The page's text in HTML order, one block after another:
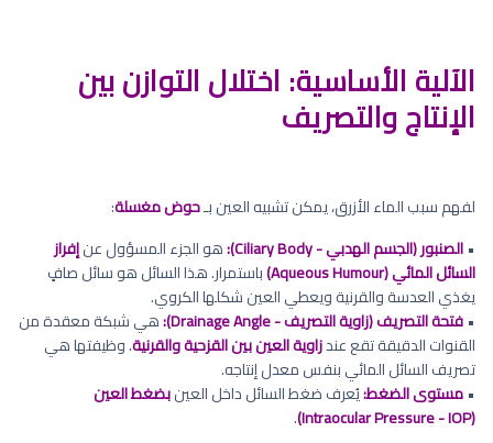
الآلية الأساسية: اختلال التوازن بين
الإنتاج والتصريف
لفهم سبب الماء الأزرق، يمكن تشبيه العين بـحوض مغسلة:
•الصنبور (الجسم الهدبي - Ciliary Body): هو الجزء المسؤول عنإفراز
السائل المائي (Aqueous Humour)
باستمرار. هذا السائل هو سائل صافٍ
يغذي العدسة والقرنية ويعطي العين شكلها الكروي.
•فتحة التصريف (زاوية التصريف - Drainage Angle):
هي شبكة معقدة من
القنوات الدقيقة تقع عندزاوية العين بين القزحية والقرنية. وظيفتها هي
تصريف السائل المائي بنفس معدل إنتاجه.
•مستوى الضغط:يُعرف ضغط السائل داخل العينبضغط العين
(Intraocular Pressure - IOP)
.